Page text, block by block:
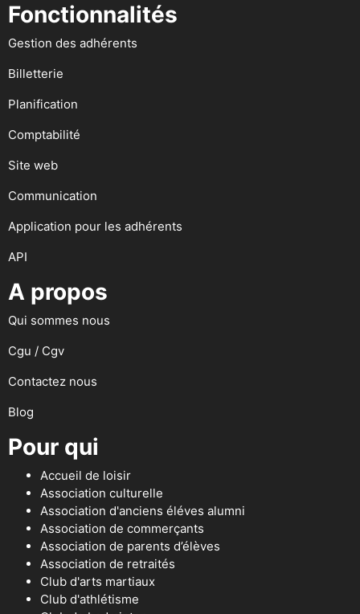
Fonctionnalités
Gestion des adhérents
Billetterie
Planification
Comptabilité
Site web
Communication
Application pour les adhérents
API
A propos
Qui sommes nous
Cgu / Cgv
Contactez nous
Blog
Pour qui
Accueil de loisir
Association culturelle
Association d'anciens éléves alumni
Association de commerçants
Association de parents d’élèves
Association de retraités
Club d'arts martiaux
Club d'athlétisme